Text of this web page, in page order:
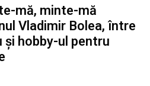
mă, minte-mă
Vladimir Bolea, între
hobby-ul pentru